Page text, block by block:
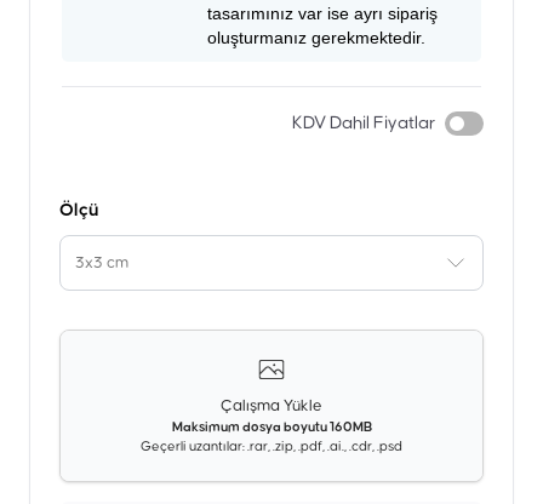
tasarımınız var ise ayrı sipariş
oluşturmanız gerekmektedir.
KDV Dahil Fiyatlar
Çalışma Yükle
Maksimum dosya boyutu 160MB
Geçerli uzantılar: .rar, .zip, .pdf, .ai., .cdr, .psd
Ölçü
3x3 cm